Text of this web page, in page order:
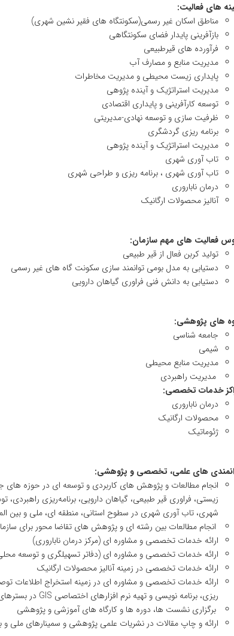
های فعالیت:
مناطق اسکان غیر رسمی(سکونتگاه های فقیر نشین شهری)
بازآفرینی پایدار فضای سکونتگاهی
فرآورده های قیرطبیعی
مدیریت منابع و مصارف آب
پایداری زیست محیطی و مدیریت مخاطرات
مدیریت استراتژیک و آینده پژوهی
توسعه کارآفرینی و پایداری اقتصادی
ظرفیت سازی و توسعه نهادی-مدیریتی
برنامه ریزی گردشگری
مدیریت استراتژیک و آینده پژوهی
تاب آوری شهری
تاب آوری شهری ، برنامه ریزی و طراحی شهری
درمان ناباروری
آنالیز محصولات ارگانیک
فعالیت های مهم سازمان:
تولید کربن فعال از قیر طبیعی
دستیابی به مدل بومی توانمند سازی سکونت گاه های غیر رسمی
دستیابی به دانش فنی فراوری گیاهان دارویی
های پژوهشی:
جامعه شناسی
شیمی
مدیریت منابع محیطی
مدیریت راهبردی
خدمات تخصصی:
درمان ناباروری
محصولات ارگانیک
ژئوماتیک
های علمی، تخصصی و پژوهشی:
انجام مطالعات و پژوهش های کاربردی و توسعه ای در حوزه
زیستی، فراوری قیر طبیعی، گیاهان دارویی، برنامه‌ریزی راهبردی،
شهری، تاب آوری شهری در سطوح استانی، منطقه ای، ملی و بین
انجام مطالعات بین رشته ای و پژوهش های تقاضا محور برای
ارائه خدمات تخصصی و مشاوره ای (مرکز درمان ناباروری)
ارائه خدمات تخصصی و مشاوره ای (دفاتر تسهیلگری و توسعه
ارائه خدمات تخصصی در زمینه آنالیز محصولات ارگانیک
ارائه خدمات تخصصی و مشاوره ای در زمینه استخراج اطلاعات
ریزی، برنامه نویسی و تهیه نرم افزارهای اختصاصی GIS در بسترهای شبکه، وب، موبایل و ...
برگزاری نشست ها، دوره ها و کارگاه های آموزشی و پژوهشی
ارائه و چاپ مقالات در نشریات علمی پژوهشی و سمینارهای ملی و